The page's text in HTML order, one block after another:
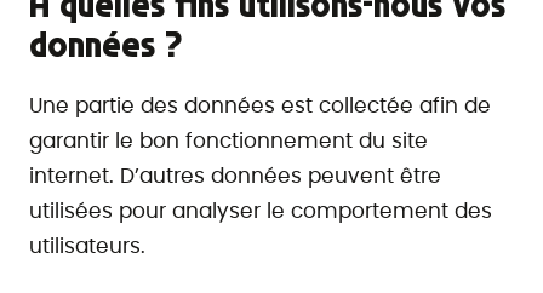
À quelles fins utilisons-nous vos
données ?
Une partie des données est collectée afin de
garantir le bon fonctionnement du site
internet. D’autres données peuvent être
utilisées pour analyser le comportement des
utilisateurs.